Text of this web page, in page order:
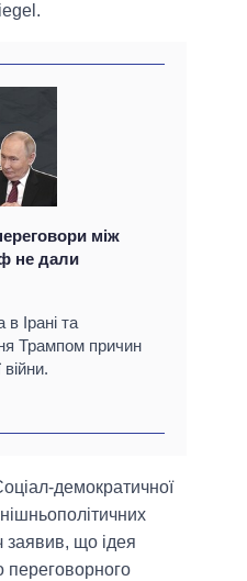
між
не дали
Ірані та
Трампом причин
війни.
демократичної
заявив, що ідея